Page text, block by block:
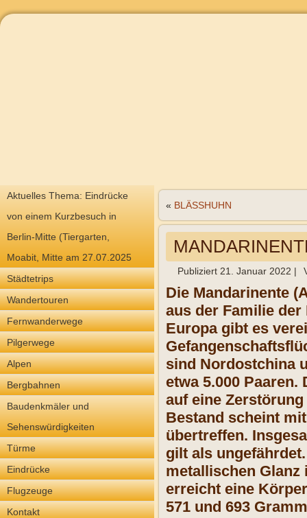
Aktuelles Thema: Eindrücke
von einem Kurzbesuch in
Berlin-Mitte (Tiergarten,
Moabit, Mitte am 27.07.2025
Städtetrips
Wandertouren
Fernwanderwege
Pilgerwege
Alpen
Bergbahnen
Baudenkmäler und
Sehenswürdigkeiten
Türme
Eindrücke
Flugzeuge
Kontakt
« BLÄSSHUHN
Publiziert 21. Januar 2022 |
Die Mandarinente
aus der Familie
Europa gibt es
sind Nordostchina
etwa 5.000
auf eine
Bestand scheint
übertreffen.
gilt als
metallischen Glanz
erreicht eine
571 und 693